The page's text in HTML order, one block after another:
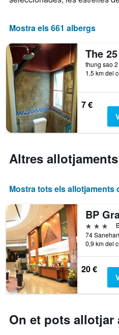
que
els
de
la
setmana.
El
gràfic
té
1
eix
Y
que
preu
habitació
Mostra els 661 albergs
The
1,5 km del
7 €
Altres allotjaments
Mostra tots els allotjaments
3
0,9 km del
20 €
On et pots allotjar